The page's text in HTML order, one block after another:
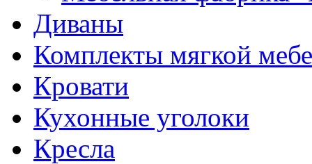
Диваны
Комплекты мягкой
Кровати
Кухонные уголоки
Кресла